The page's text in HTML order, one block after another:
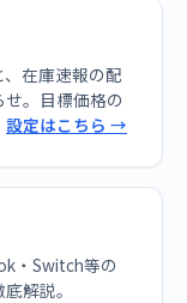
在庫速報の配
。目標価格の
設定はこちら →
・Switch等の
解説。